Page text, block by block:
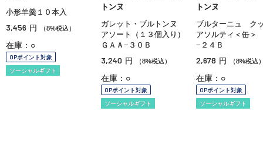
小形羊羹１０本入
3,456 円 （8%税込）
在庫：○
OPポイント対象
ソーシャルギフト
トンヌ
ガレット・ブルトンヌ
アソート（１３個入り）
ＧＡＡ−３０Ｂ
3,240 円 （8%税込）
在庫：○
OPポイント対象
ソーシャルギフト
トンヌ
ブルターニュ ク
アソルティ＜缶
−２４Ｂ
2,678 円 （8%税込
在庫：○
OPポイント対象
ソーシャルギフト